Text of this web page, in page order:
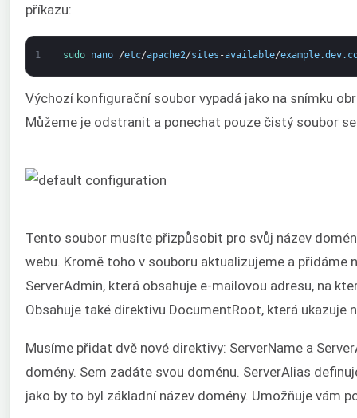
příkazu:
1 sudo nano /etc/apache2/sites -available/example.dev.
Výchozí konfigurační soubor vypadá jako na snímku
Můžeme je odstranit a ponechat pouze čistý soubor
Tento soubor musíte přizpůsobit pro svůj název
webu. Kromě toho v souboru aktualizujeme a přidáme
ServerAdmin, která obsahuje e-mailovou adresu, na
Obsahuje také direktivu DocumentRoot, která ukazuje
Musíme přidat dvě nové direktivy: ServerName a
domény. Sem zadáte svou doménu. ServerAlias
jako by to byl základní název domény. Umožňuje vám